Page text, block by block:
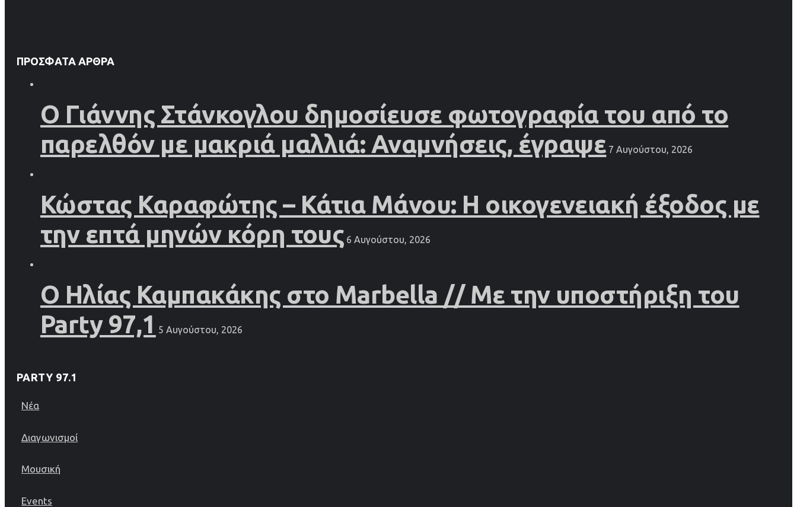
ΠΡΌΣΦΑΤΑ ΆΡΘΡΑ
Ο Γιάννης Στάνκογλου δημοσίευσε φωτογραφία του από το
παρελθόν με μακριά μαλλιά: Αναμνήσεις, έγραψε 7 Αυγούστου, 2026
Κώστας Καραφώτης – Κάτια Μάνου: Η οικογενειακή έξοδος με
την επτά μηνών κόρη τους 6 Αυγούστου, 2026
Ο Ηλίας Καμπακάκης στο Marbella // Με την υποστήριξη του
Party 97,1
5 Αυγούστου, 2026
PARTY 97.1
Νέα
Διαγωνισμοί
Μουσική
Events